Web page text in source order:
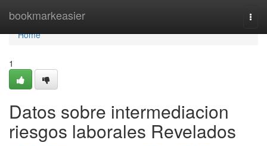
bookmarkeasier
Home
Home
1
Datos sobre intermediacion
riesgos laborales Revelados